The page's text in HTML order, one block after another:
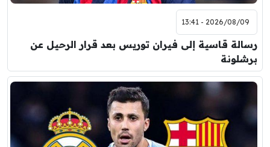
2026/08/09 - 13:41
رسالة قاسية إلى فيران توريس بعد قرار الرحيل عن
برشلونة